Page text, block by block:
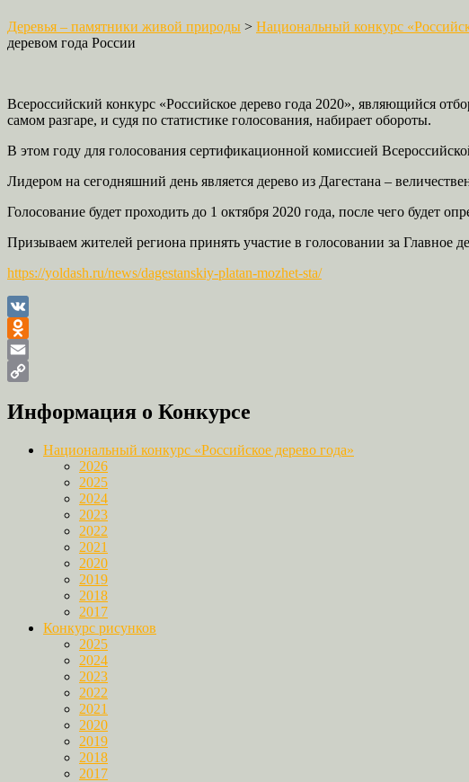
Деревья – памятники живой природы > Национальный конкурс
деревом года России
Всероссийский конкурс «Российское дерево года 2020», являющийся
самом разгаре, и судя по статистике голосования, набирает обороты.
В этом году для голосования сертификационной комиссией
Лидером на сегодняшний день является дерево из Дагестана –
Голосование будет проходить до 1 октября 2020 года, после чего будет
Призываем жителей региона принять участие в голосовании за
https://yoldash.ru/news/dagestanskiy-platan-mozhet-sta/
VK
Odnoklassniki
Email
Link
Информация о Конкурсе
Национальный конкурс «Российское дерево года»
2026
2025
2024
2023
2022
2021
2020
2019
2018
2017
Конкурс рисунков
2025
2024
2023
2022
2021
2020
2019
2018
2017